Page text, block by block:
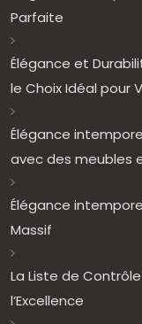
Parfaite
Élégance et
le Choix Idéal pour
Élégance
avec des meubles
Élégance
Massif
La Liste de
l’Excellence